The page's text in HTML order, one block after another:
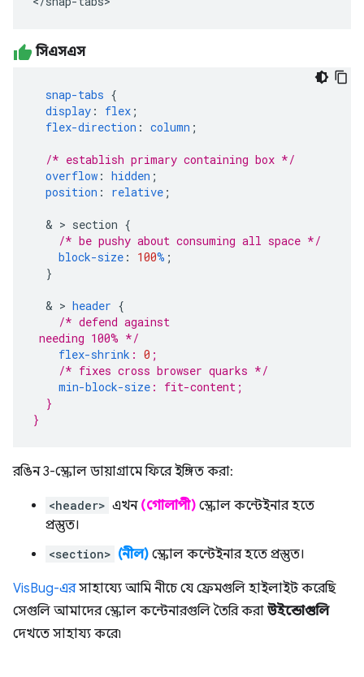
সিএসএস
snap-tabs {
display : flex ;
flex-direction : column ;
/* establish primary containing box */
overflow : hidden ;
position : relative ;
& > section {
/* be pushy about consuming all space */
block-size : 100% ;
}
& > header {
/* defend against
flex-shrink : 0 ;
/* fixes cross browser quarks */
min-block-size : fit-content ;
}
}
রঙিন 3-স্ক্রোল ডায়াগ্রামে ফিরে ইঙ্গিত করা:
<header> এখন (গোলাপী) স্ক্রোল কন্টেইনার হতে
প্রস্তুত।
<section> (নীল) স্ক্রোল কন্টেইনার হতে প্রস্তুত।
VisBug-এরসাহায্যে আমি নীচে যে ফ্রেমগুলি হাইলাইট করেছি
সেগুলি আমাদের স্ক্রোল কন্টেনারগুলি তৈরি করা উইন্ডোগুলি
দেখতে সাহায্য করে৷